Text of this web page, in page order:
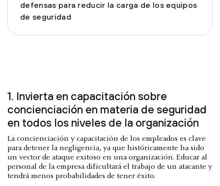
defensas para reducir la carga de los equipos
de seguridad
1. Invierta en capacitación sobre
concienciación en materia de seguridad
en todos los niveles de la organización
La concienciación y capacitación de los empleados es clave
para detener la negligencia, ya que históricamente ha sido
un vector de ataque exitoso en una organización. Educar al
personal de la empresa dificultará el trabajo de un atacante y
tendrá menos probabilidades de tener éxito.